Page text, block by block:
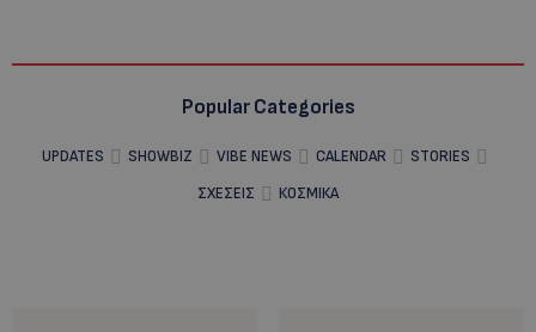
Popular Categories
UPDATES SHOWBIZ VIBE NEWS CALENDAR
STORIES
ΣΧΕΣΕΙΣ
ΚΟΣΜΙΚΑ